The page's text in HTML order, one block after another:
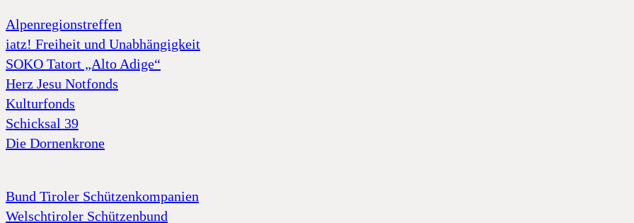
Alpenregionstreffen
iatz! Freiheit und Unabhängigkeit
SOKO Tatort „Alto Adige“
Herz Jesu Notfonds
Kulturfonds
Schicksal 39
Die Dornenkrone
Bund Tiroler Schützenkompanien
Welschtiroler Schützenbund